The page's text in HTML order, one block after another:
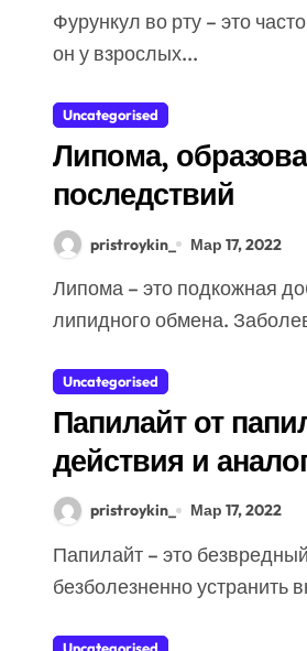
Фурункул во рту – это часто возникающая проблема в хирургической стоматологии. Появляется
он у взрослых...
Uncategorised
Липома,
последствий
pristroykin_ Мар 17, 2022
Липома – это подкожная доброкачественная опухоль, сформированная по причине нарушения
липидного обмена.
Uncategorised
Папилайт от
действия и
pristroykin_ Мар 17, 2022
Папилайт – это безвредный препарат нового поколения, который помогает быстро и
безболезненно устранить
Uncategorised